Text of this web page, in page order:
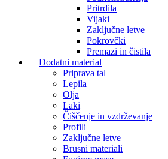
Pritrdila
Vijaki
Zaključne letve
Pokrovčki
Premazi in čistila
Dodatni material
Priprava tal
Lepila
Olja
Laki
Čiščenje in vzdrževanje
Profili
Zaključne letve
Brusni materiali